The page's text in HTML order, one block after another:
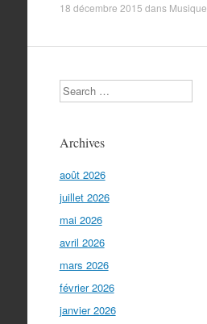
18 décembre 2015 dans Musique
Search
Archives
août 2026
juillet 2026
mai 2026
avril 2026
mars 2026
février 2026
janvier 2026